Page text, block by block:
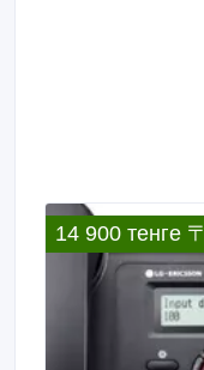
14 900 тенге 〒